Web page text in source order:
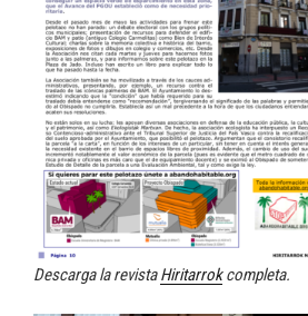
Descarga la revistaHiritarrokcompleta.